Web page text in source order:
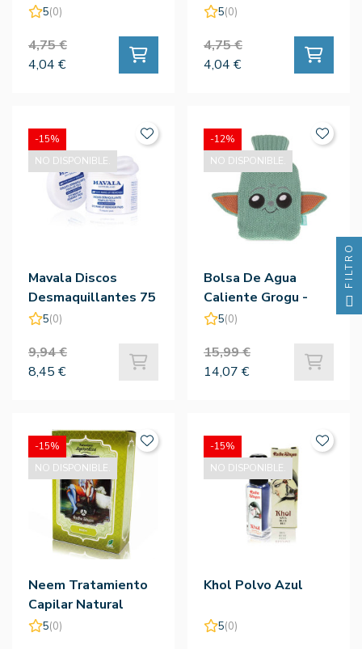
5(0)
4,75 €
4,04 €
5(0)
4,75 €
4,04 €
Mavala Discos
Desmaquillantes 75
Ud5(0)
9,94 €
8,45 €
-15%
NO DISPONIBLE.
Bolsa De Agua
Caliente Grogu -
Mad Beauty
5(0)
15,99 €
14,07 €
-12%
NO DISPONIBLE.
Neem Tratamiento
Capilar Natural
5(0)
-15%
NO DISPONIBLE.
Khol Polvo Azul
5(0)
-15%
NO DISPONIBLE.
FILTRO